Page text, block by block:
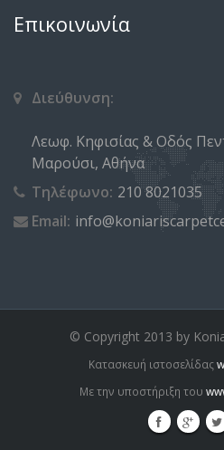
Επικοινωνία
Διεύθυνση:
Λεωφ. Κηφισίας & Οδός
Μαρούσι, Αθήνα
Τηλέφωνο: 210 8021035
Email:
© Copyright 2013 by
Κατασκευή ιστοσελίδας
Με την υποστήριξη του